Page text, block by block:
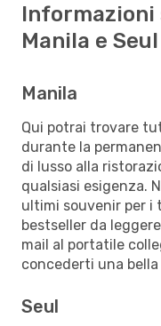
Manila e Seul
Manila
Qui potrai trovare
durante la
di lusso alla
qualsiasi esigenza.
ultimi souvenir per i
bestseller da
mail al portatile
concederti una
Seul